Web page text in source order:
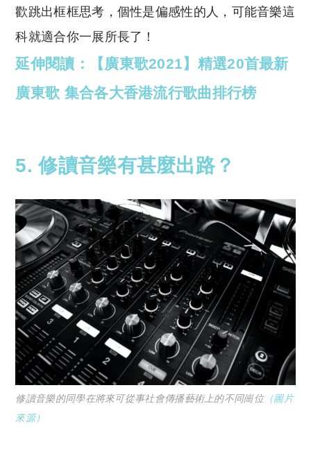
歡跳出框框思考，個性是偏感性的人，可能音樂這
科就適合你一展所長了！
延伸閱讀：【廣東歌2021】精選20首最新
廣東歌 集合各大香港流行歌曲排行榜
5. 修讀音樂有甚麼出路？
修讀音樂的同學在將來可從事社會傳播藝術上的不同崗位（圖片
來源）